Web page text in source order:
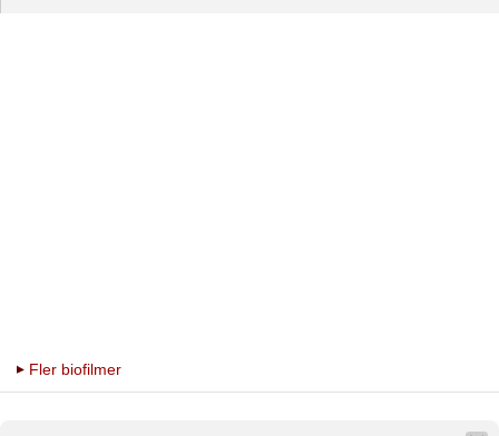
Fler biofilmer